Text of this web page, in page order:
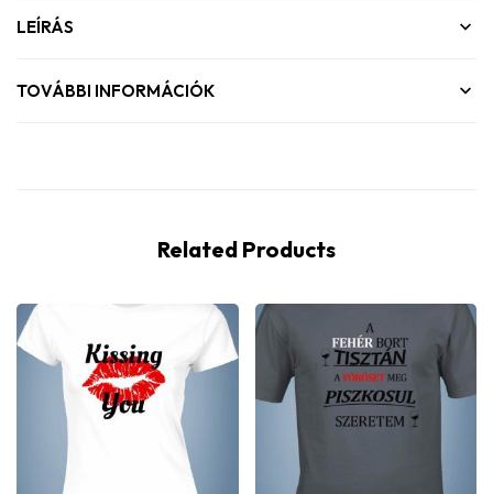
LEÍRÁS
TOVÁBBI INFORMÁCIÓK
Related Products